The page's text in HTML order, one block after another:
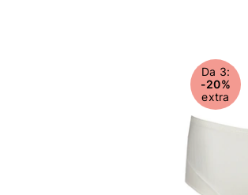
Da 3:
-20%
extra